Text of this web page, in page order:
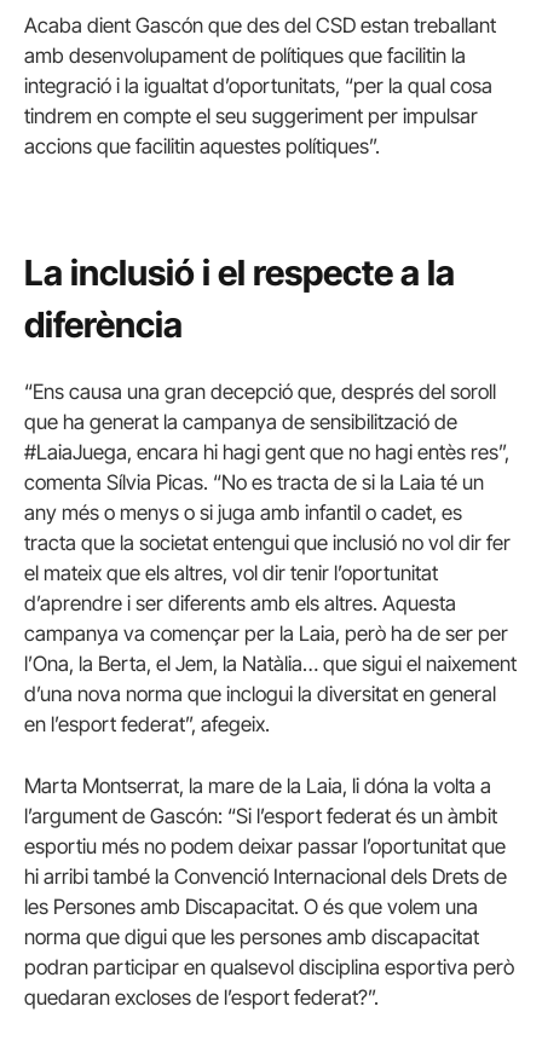
Acaba dient Gascón que des del CSD estan treballant
amb desenvolupament de polítiques que facilitin la
integració i la igualtat d’oportunitats, “per la qual cosa
tindrem en compte el seu suggeriment per impulsar
accions que facilitin aquestes polítiques”.
La inclusió i el respecte a la
diferència
“Ens causa una gran decepció que, després del soroll
que ha generat la campanya de sensibilització de
#LaiaJuega, encara hi hagi gent que no hagi entès res”,
comenta Sílvia Picas. “No es tracta de si la Laia té un
any més o menys o si juga amb infantil o cadet, es
tracta que la societat entengui que inclusió no vol dir fer
el mateix que els altres, vol dir tenir l’oportunitat
d’aprendre i ser diferents amb els altres. Aquesta
campanya va començar per la Laia, però ha de ser per
l’Ona, la Berta, el Jem, la Natàlia… que sigui el naixement
d’una nova norma que inclogui la diversitat en general
en l’esport federat”, afegeix.
Marta Montserrat, la mare de la Laia, li dóna la volta a
l’argument de Gascón: “Si l’esport federat és un àmbit
esportiu més no podem deixar passar l’oportunitat que
hi arribi també la Convenció Internacional dels Drets de
les Persones amb Discapacitat. O és que volem una
norma que digui que les persones amb discapacitat
podran participar en qualsevol disciplina esportiva però
quedaran excloses de l’esport federat?”.